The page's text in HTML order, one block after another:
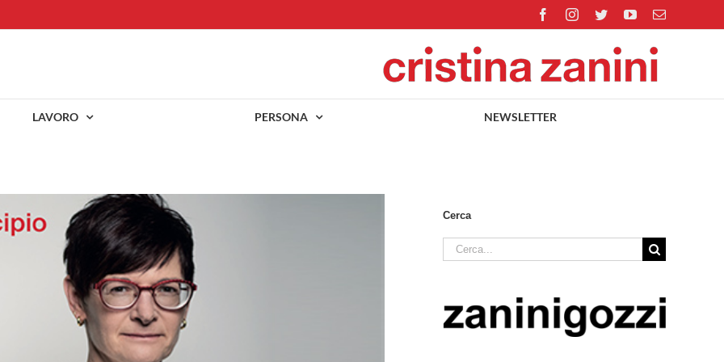
FacebookInstagram
TwitterYouTubeEmail
LAVORO PERSONA NEWSLETTER
Cerca
Cerca
per: